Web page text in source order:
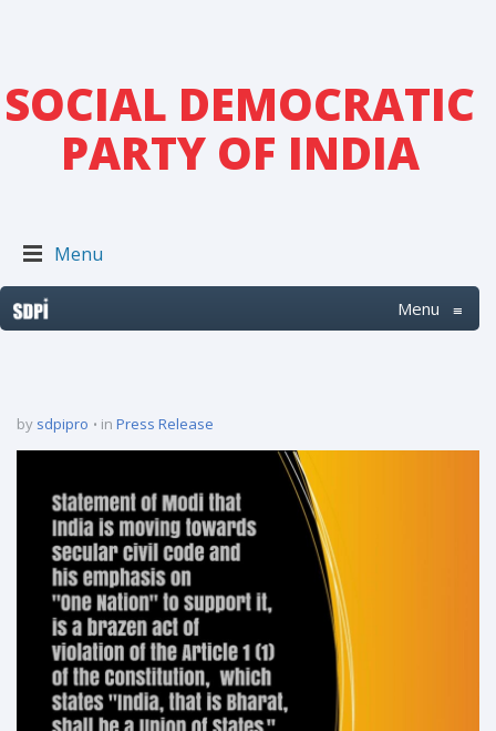
SOCIAL DEMOCRATIC
PARTY OF INDIA
Menu
Menu ≡
by sdpipro in Press Release